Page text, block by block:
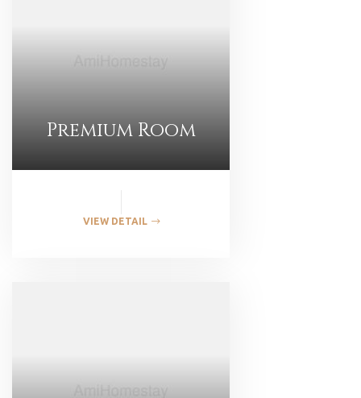
Premium Room
VIEW DETAIL